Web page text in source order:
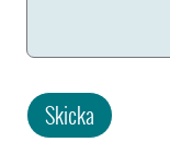
Skicka